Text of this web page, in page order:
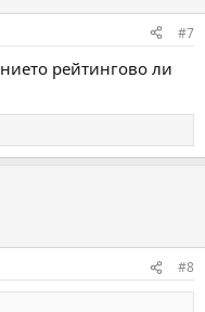
#7
рейтингово ли
#8